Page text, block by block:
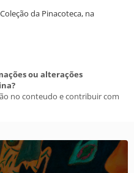
da Pinacoteca, na
ou alterações
no conteudo e contribuir com